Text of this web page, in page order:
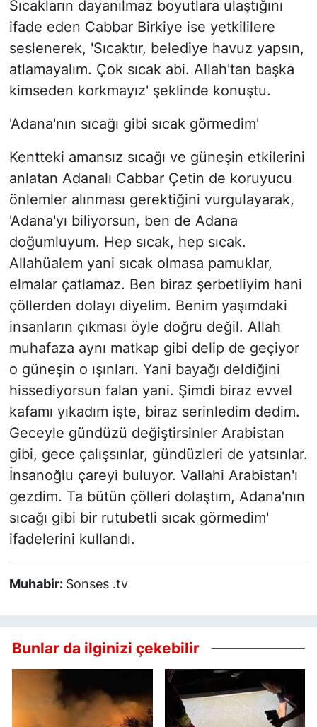
Sıcakların dayanılmaz boyutlara ulaştığını
ifade eden Cabbar Birkiye ise yetkililere
seslenerek, 'Sıcaktır, belediye havuz yapsın,
atlamayalım. Çok sıcak abi. Allah'tan başka
kimseden korkmayız' şeklinde konuştu.
'Adana'nın sıcağı gibi sıcak görmedim'
Kentteki amansız sıcağı ve güneşin etkilerini
anlatan Adanalı Cabbar Çetin de koruyucu
önlemler alınması gerektiğini vurgulayarak,
'Adana'yı biliyorsun, ben de Adana
doğumluyum. Hep sıcak, hep sıcak.
Allahüalem yani sıcak olmasa pamuklar,
elmalar çatlamaz. Ben biraz şerbetliyim hani
çöllerden dolayı diyelim. Benim yaşımdaki
insanların çıkması öyle doğru değil. Allah
muhafaza aynı matkap gibi delip de geçiyor
o güneşin o ışınları. Yani bayağı deldiğini
hissediyorsun falan yani. Şimdi biraz evvel
kafamı yıkadım işte, biraz serinledim dedim.
Geceyle gündüzü değiştirsinler Arabistan
gibi, gece çalışsınlar, gündüzleri de yatsınlar.
İnsanoğlu çareyi buluyor. Vallahi Arabistan'ı
gezdim. Ta bütün çölleri dolaştım, Adana'nın
sıcağı gibi bir rutubetli sıcak görmedim'
ifadelerini kullandı.
Muhabir: Sonses .tv
Bunlar da ilginizi çekebilir